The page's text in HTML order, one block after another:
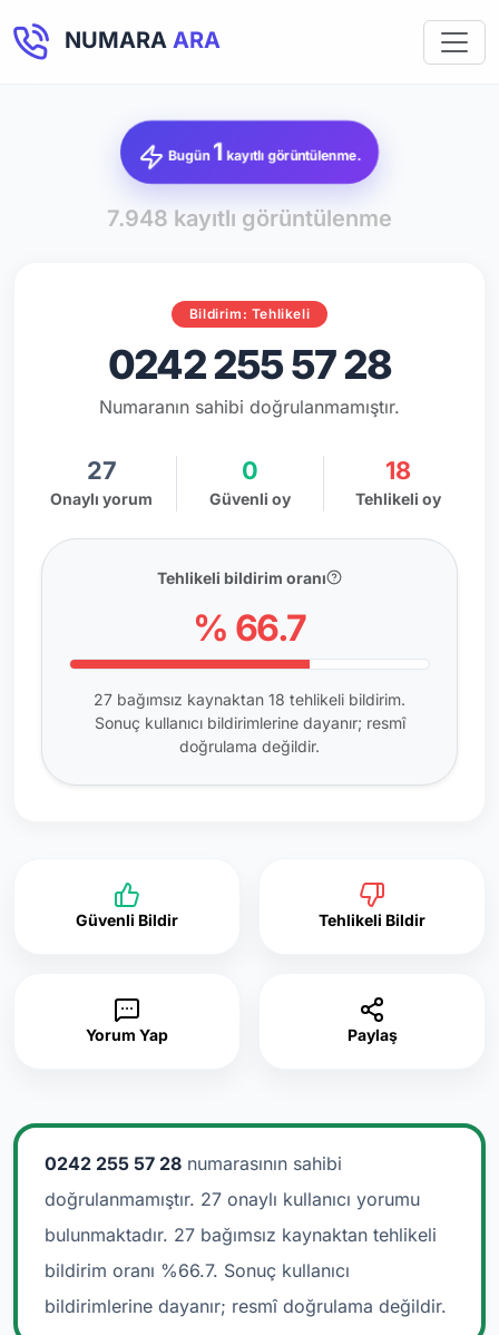
NUMARA ARA
Bugün1 kayıtlı görüntülenme.
7.948 kayıtlı görüntülenme
Bildirim: Tehlikeli
0242 255 57 28
Numaranın sahibi doğrulanmamıştır.
27
Onaylı yorum
0
Güvenli oy
18
Tehlikeli oy
Tehlikeli bildirim oranı
% 66.7
27 bağımsız kaynaktan 18 tehlikeli bildirim.
Sonuç kullanıcı bildirimlerine dayanır; resmî
doğrulama değildir.
Güvenli Bildir Tehlikeli Bildir
Yorum Yap Paylaş
0242 255 57 28 numarasının sahibi
doğrulanmamıştır. 27 onaylı kullanıcı yorumu
bulunmaktadır. 27 bağımsız kaynaktan tehlikeli
bildirim oranı %66.7. Sonuç kullanıcı
bildirimlerine dayanır; resmî doğrulama değildir.